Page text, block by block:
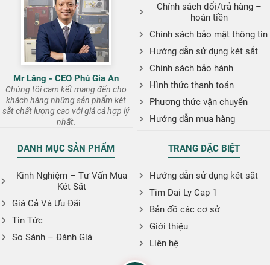
Mr Lăng - CEO Phú Gia An
Chúng tôi cam kết mang đến cho
khách hàng những sản phẩm két
sắt chất lượng cao với giá cả hợp lý
nhất.
Chính sách đổi/trả hàng –
hoàn tiền
Chính sách bảo mật thông tin
Hướng dẫn sử dụng két sắt
Chính sách bảo hành
Hình thức thanh toán
Phương thức vận chuyển
Hướng dẫn mua hàng
DANH MỤC SẢN PHẨM
Kinh Nghiệm – Tư Vấn Mua
Két Sắt
Giá Cả Và Ưu Đãi
Tin Tức
So Sánh – Đánh Giá
TRANG ĐẶC BIỆT
Hướng dẫn sử dụng két sắt
Tim Dai Ly Cap 1
Bản đồ các cơ sở
Giới thiệu
Liên hệ